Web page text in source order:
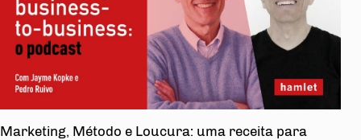
Marketing, Método e Loucura: uma receita para